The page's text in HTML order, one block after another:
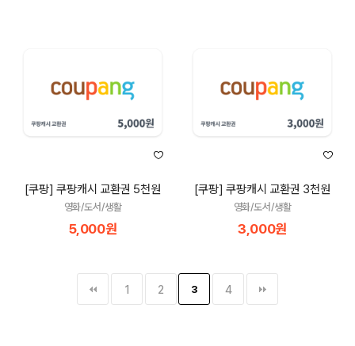
[쿠팡] 쿠팡캐시 교환권 5천원
영화/도서/생활
5,000원
[쿠팡] 쿠팡캐시 교환권 3천원
영화/도서/생활
3,000원
1 2 3 4